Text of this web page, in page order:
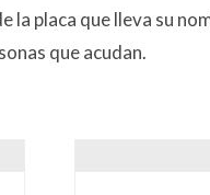
placa que lleva su
que acudan.